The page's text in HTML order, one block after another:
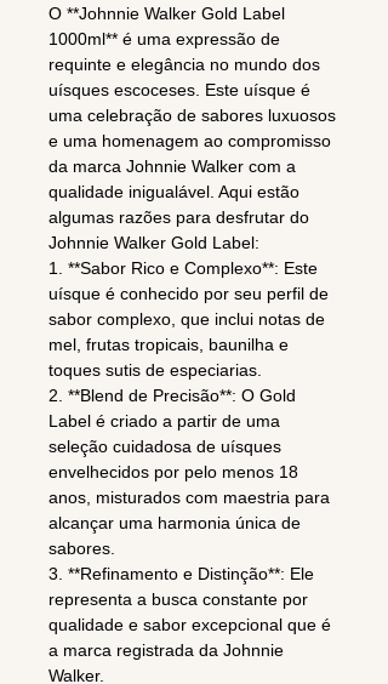
O **Johnnie Walker Gold Label
1000ml** é uma expressão de
requinte e elegância no mundo dos
uísques escoceses. Este uísque é
uma celebração de sabores luxuosos
e uma homenagem ao compromisso
da marca Johnnie Walker com a
qualidade inigualável. Aqui estão
algumas razões para desfrutar do
Johnnie Walker Gold Label:
1. **Sabor Rico e Complexo**: Este
uísque é conhecido por seu perfil de
sabor complexo, que inclui notas de
mel, frutas tropicais, baunilha e
toques sutis de especiarias.
2. **Blend de Precisão**: O Gold
Label é criado a partir de uma
seleção cuidadosa de uísques
envelhecidos por pelo menos 18
anos, misturados com maestria para
alcançar uma harmonia única de
sabores.
3. **Refinamento e Distinção**: Ele
representa a busca constante por
qualidade e sabor excepcional que é
a marca registrada da Johnnie
Walker.